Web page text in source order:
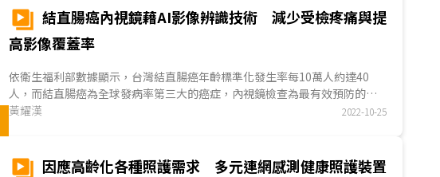
結直腸癌內視鏡藉AI影像辨識技術 減少受檢疼痛與提
高影像覆蓋率
依衛生福利部數據顯示，台灣結直腸癌年齡標準化發生率每10萬人約達40
人，而結直腸癌為全球發病率第三大的癌症，內視鏡檢查為最有效預防的方
式，但常造成受檢者疼痛，DI...
黃耀漢 2022-10-25
因應高齡化各種照護需求 多元連網感測健康照護裝置